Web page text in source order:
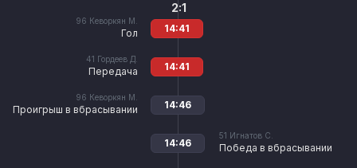
96 Кеворкян М.
Гол
2:1
14:41
41 Гордеев Д.
Передача 14:41
96 Кеворкян М.
Проигрыш в вбрасывании 14:46
51 Игнатов С.
Победа в вбрасывании
14:46